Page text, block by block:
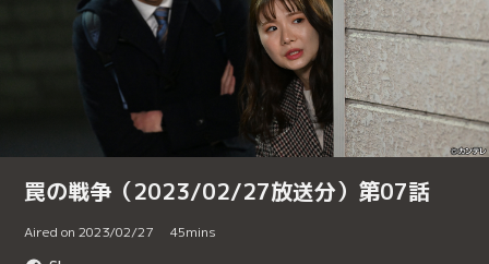
罠の戦争（2023/02/27放送分）第07話
Aired on 2023/02/27 45mins